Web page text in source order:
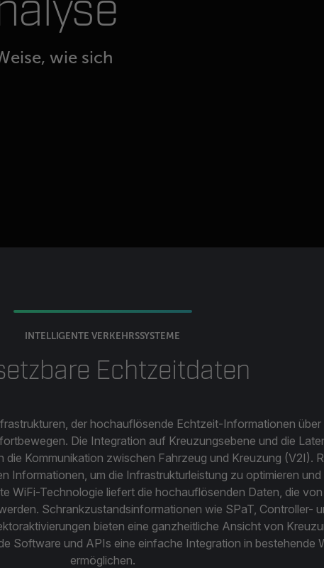
wie sich
INTELLIGENTE VERKEHRSSYSTEME
Echtzeitdaten
der hochauflösende Echtzeit-Informationen über
Die Integration auf Kreuzungsebene und die
die Kommunikation zwischen Fahrzeug und Kreuzung (V2I).
Informationen, um die Infrastrukturleistung zu optimieren
WiFi-Technologie liefert die hochauflösenden Daten, die
Schrankzustandsinformationen wie SPaT, Controller-
bieten eine ganzheitliche Ansicht von
Software und APIs eine einfache Integration in bestehende
ermöglichen.